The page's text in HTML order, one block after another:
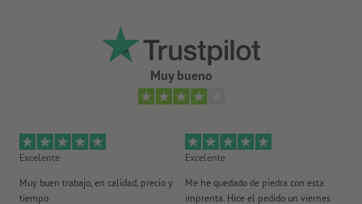
Muy bueno
Excelente
Muy buen trabajo, en calidad, precio y
tiempo
Excelente
Me he quedado de piedra con esta
imprenta. Hice el pedido un viernes